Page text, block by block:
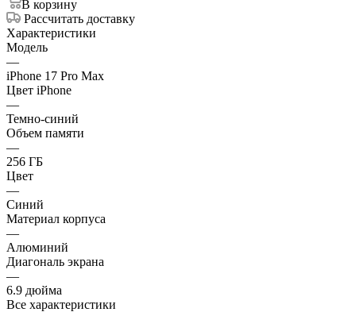
В корзину
Рассчитать доставку
Характеристики
Модель
—
iPhone 17 Pro Max
Цвет iPhone
—
Темно-синий
Объем памяти
—
256 ГБ
Цвет
—
Синий
Материал корпуса
—
Алюминий
Диагональ экрана
—
6.9 дюйма
Все характеристики